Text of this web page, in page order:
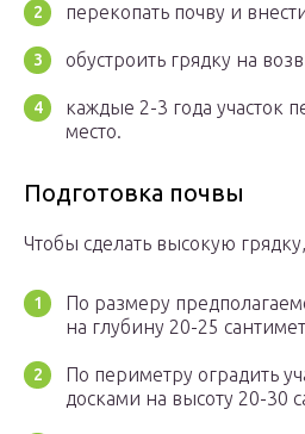
перекопать почву и
обустроить грядку на
каждые 2-3 года участок
место.
Подготовка почвы
Чтобы сделать высокую
По размеру
на глубину 20-25
По периметру оградить
досками на высоту 20-30